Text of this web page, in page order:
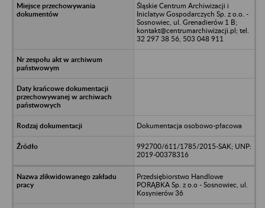
Śląskie Centrum Archiwizacji i
Iniclatyw Gospodarczych Sp. z o.o. -
Sosnowiec, ul. Grenadierów 1 B;
kontakt@centrumarchiwizacji.pl; tel.
32 297 38 56, 503 048 911
Dokumentacja osobowo-płacowa
992700/611/1785/2015-SAK; UNP:
2019-00378316
Przedsiębiorstwo Handlowe
PORĄBKA Sp. z o.o - Sosnowiec, ul.
Kosynierów 36